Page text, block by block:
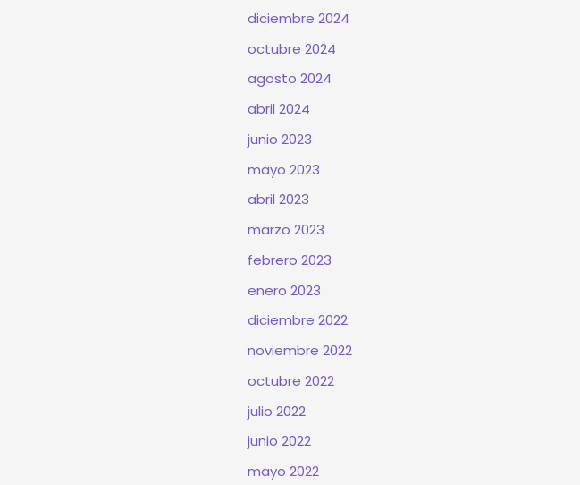
diciembre 2024
octubre 2024
agosto 2024
abril 2024
junio 2023
mayo 2023
abril 2023
marzo 2023
febrero 2023
enero 2023
diciembre 2022
noviembre 2022
octubre 2022
julio 2022
junio 2022
mayo 2022